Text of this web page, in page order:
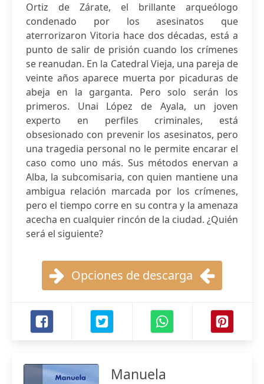
Ortiz de Zárate, el brillante arqueólogo
condenado por los asesinatos que
aterrorizaron Vitoria hace dos décadas, está a
punto de salir de prisión cuando los crímenes
se reanudan. En la Catedral Vieja, una pareja de
veinte años aparece muerta por picaduras de
abeja en la garganta. Pero solo serán los
primeros. Unai López de Ayala, un joven
experto en perfiles criminales, está
obsesionado con prevenir los asesinatos, pero
una tragedia personal no le permite encarar el
caso como uno más. Sus métodos enervan a
Alba, la subcomisaria, con quien mantiene una
ambigua relación marcada por los crímenes,
pero el tiempo corre en su contra y la amenaza
acecha en cualquier rincón de la ciudad. ¿Quién
será el siguiente?
Opciones de descarga
Manuela